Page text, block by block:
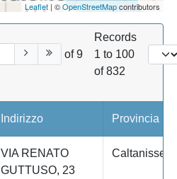
Leaflet| ©OpenStreetMapcontributors
of 9
Records
1 to 100
of 832
Indirizzo Provincia
VIA RENATO
GUTTUSO, 23
Caltanissetta